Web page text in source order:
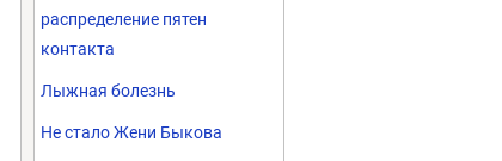
распределение пятен
контакта
Лыжная болезнь
Не стало Жени Быкова